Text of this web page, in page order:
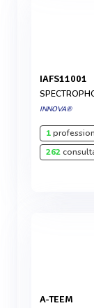
IAFS11001
INNOVA®
1
262
A-TEEM